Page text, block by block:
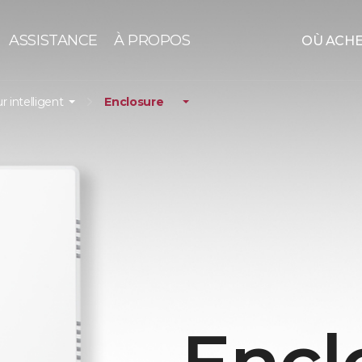
ASSISTANCE À PROPOS OÙ
intelligent Enclosure